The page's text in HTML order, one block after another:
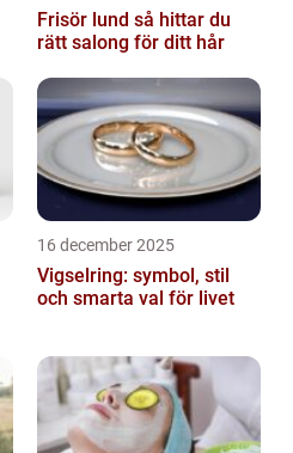
Frisör lund så hittar du
rätt salong för ditt hår
16 december 2025
Vigselring: symbol, stil
och smarta val för livet